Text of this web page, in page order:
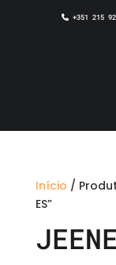
+351 215
Início /
ES”